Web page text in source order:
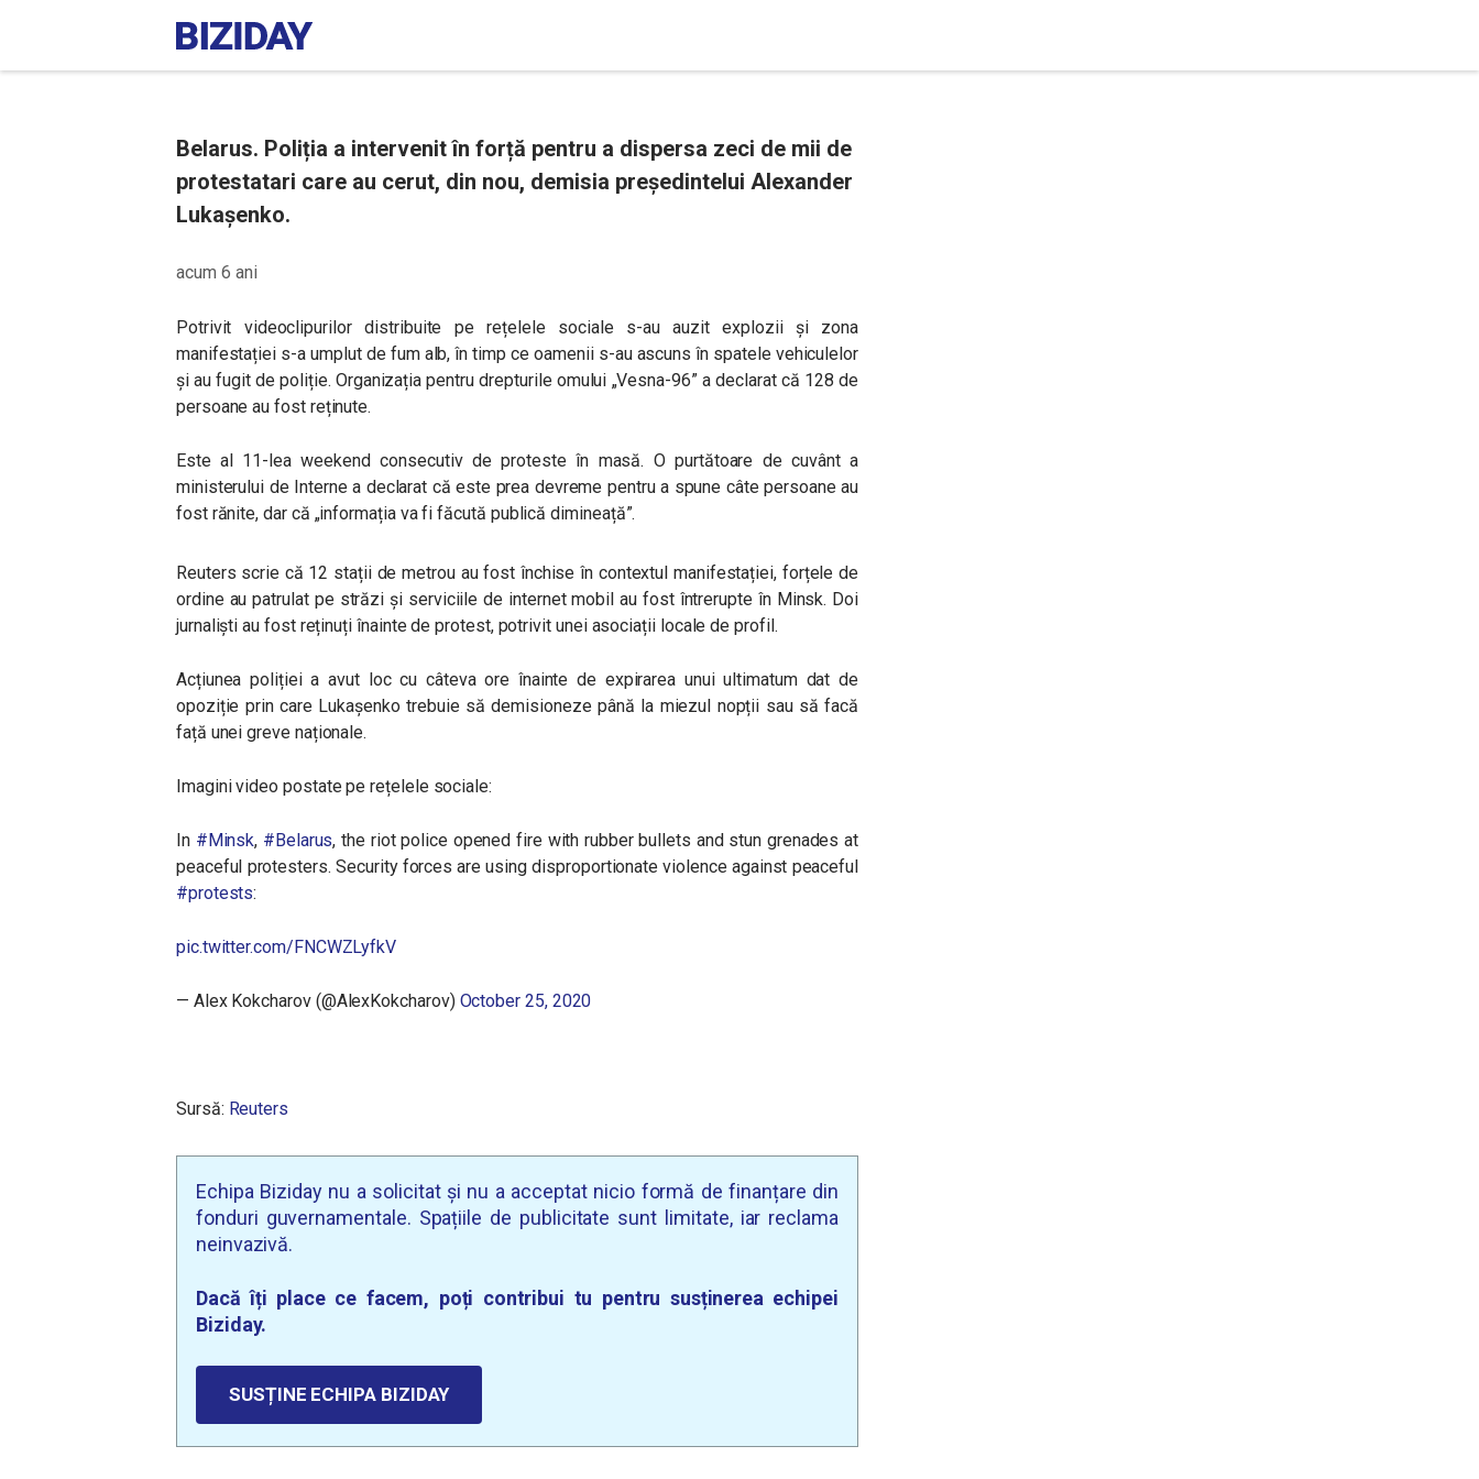
Belarus. Poliția a intervenit în forță pentru a dispersa zeci de mii de
protestatari care au cerut, din nou, demisia președintelui Alexander
Lukașenko.
acum 6 ani
Potrivit videoclipurilor distribuite pe rețelele sociale s-au auzit explozii și zona
manifestației s-a umplut de fum alb, în timp ce oamenii s-au ascuns în spatele vehiculelor
și au fugit de poliție. Organizația pentru drepturile omului „Vesna-96” a declarat că 128 de
persoane au fost reținute.
Este al 11-lea weekend consecutiv de proteste în masă. O purtătoare de cuvânt a
ministerului de Interne a declarat că este prea devreme pentru a spune câte persoane au
fost rănite, dar că „informația va fi făcută publică dimineață”.
Reuters scrie că 12 stații de metrou au fost închise în contextul manifestației, forțele de
ordine au patrulat pe străzi și serviciile de internet mobil au fost întrerupte în Minsk. Doi
jurnaliști au fost reținuți înainte de protest, potrivit unei asociații locale de profil.
Acțiunea poliției a avut loc cu câteva ore înainte de expirarea unui ultimatum dat de
opoziție prin care Lukașenko trebuie să demisioneze până la miezul nopții sau să facă
față unei greve naționale.
Imagini video postate pe rețelele sociale:
In #Minsk, #Belarus, the riot police opened fire with rubber bullets and stun grenades at
peaceful protesters. Security forces are using disproportionate violence against peaceful
#protests:
pic.twitter.com/FNCWZLyfkV
— Alex Kokcharov (@AlexKokcharov) October 25, 2020
Sursă: Reuters
Echipa Biziday nu a solicitat și nu a acceptat nicio formă de finanțare din
fonduri guvernamentale. Spațiile de publicitate sunt limitate, iar reclama
neinvazivă.
Dacă îți place ce facem, poți contribui tu pentru susținerea echipei
Biziday.
SUSȚINE ECHIPA BIZIDAY